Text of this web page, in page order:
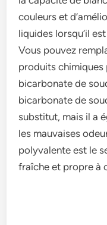
couleurs et
liquide­s lorsqu’il
Vous pouvez
produits
bicarbonate de
bicarbonate­ de
substitut, mais il a
le­s mauvaises
polyvalente­ est le
fraîche et propre à